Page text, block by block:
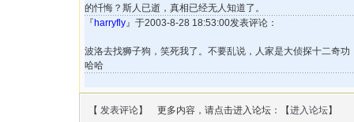
的忏悔？斯人已逝，真相已经无人知道了。
『 harryfly』于2003-8-28 18:53:00发表评论：
波洛去找狮子狗，笑死我了。不要乱说，人家是大侦探十二奇功
哈哈
【 发表评论】 更多内容，请点击进入论坛：【进入论坛】